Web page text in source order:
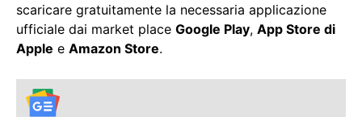
scaricare gratuitamente la necessaria applicazione
ufficiale dai market place Google Play, App Store di
Apple e Amazon Store.